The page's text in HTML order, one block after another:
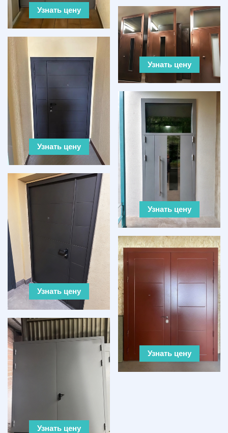
Узнать цену
Узнать цену
Узнать цену
Узнать цену
Узнать цену
Узнать цену
Узнать цену